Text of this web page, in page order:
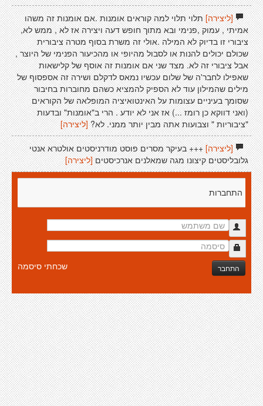
[ליצירה]תלוי תלוי למה קוראים אומנות .אם אומנות זה משהו
אמיתי , עמוק ,פנימי ובא מתוך חופש דעה ויצירה אז לא , ממש לא,
ציבורי זו בדיוק לא המילה .אולי זה משרת בסוף מטרה ציבורית
שכולם יכולים להנות או לסבול מהיופי או מהכיעור הפנימי של היוצר ,
אבל ציבורי זה לא. מצד שני אם אומנות זה אוסף של קלישאות
שאפילו לחבר'ה של שלום עכשיו נמאס לדקלם ושירה זה אספסוף של
מילים שהמילון עוד לא הספיק להמציא כשהם מחוברות בחיבור
שסומך בעיניים עצומות על האינטואיציה המופלאה של הקוראים
(ואני דווקא כן רומז ...) אז אני לא יודע . הרי ב"אומנות" ובדעות
"ציבוריות " וצבועות אתה מבין יותר ממני. לא?[ליצירה]
[ליצירה]+++ בעיקר מסרים פוסט מודרניסטים אולטרא אנטי
גלובליסטים קיצונו מגה שמאלנים אנרכיסטים [ליצירה]
התחברות
התחבר שכחתי סיסמה